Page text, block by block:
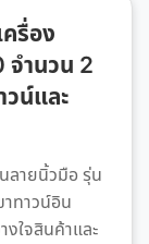
รื่อง
ำนวน 2
น์และ
ลายนิ้วมือ รุ่น
ทาวน์อิน
ใจสินค้าและ